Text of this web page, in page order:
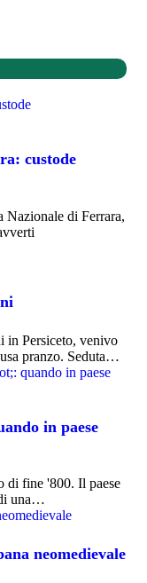
custode
Nazionale di Ferrara,
in Persiceto, venivo
pranzo. Seduta…
in paese
di fine '800. Il paese
una…
neomedievale